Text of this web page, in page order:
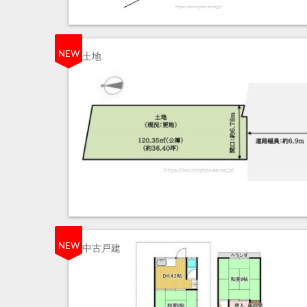
土地
NEW
中古戸建
NEW